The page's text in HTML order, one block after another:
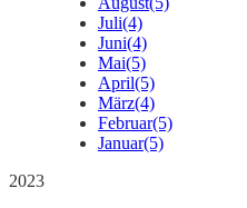
Juli(4)
Juni(4)
Mai(5)
April(5)
März(4)
Februar(5)
Januar(5)
2023